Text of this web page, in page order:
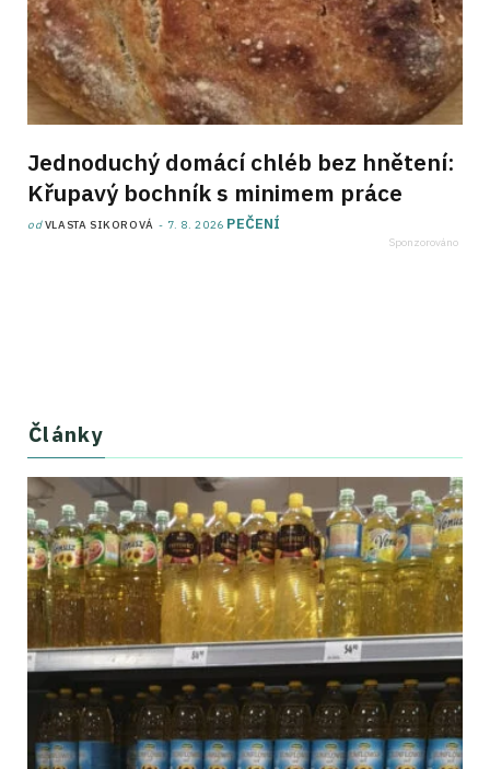
Jednoduchý domácí chléb bez hnětení:
Křupavý bochník s minimem práce
odVLASTA SIKOROVÁ 7. 8. 2026 PEČENÍ
Články